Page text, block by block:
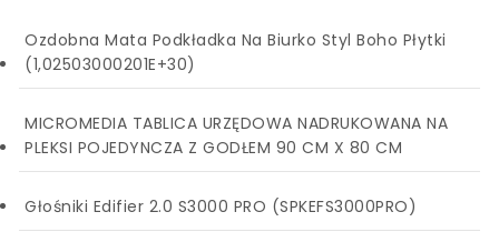
Ozdobna Mata Podkładka Na Biurko Styl Boho Płytki
(1,02503000201E+30)
MICROMEDIA TABLICA URZĘDOWA NADRUKOWANA NA
PLEKSI POJEDYNCZA Z GODŁEM 90 CM X 80 CM
Głośniki Edifier 2.0 S3000 PRO (SPKEFS3000PRO)